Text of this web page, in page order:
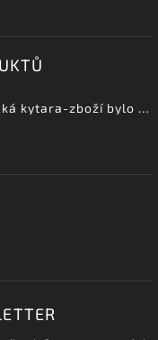
Aria PE DLX VCS - elektrická kytara-zboží bylo vystaveno na prodejně